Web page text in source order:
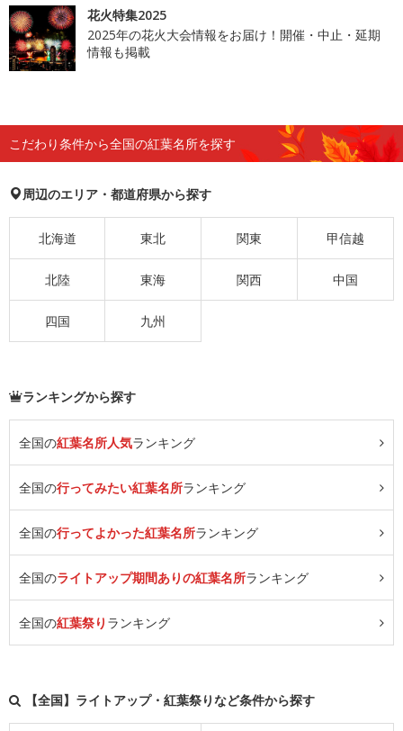
花火特集2025
2025年の花火大会情報をお届け！開催・中止・延期
情報も掲載
こだわり条件から全国の紅葉名所を探す
周辺のエリア・都道府県から探す
北海道 東北 関東 甲信越
北陸 東海 関西 中国
四国 九州
ランキングから探す
全国の紅葉名所人気ランキング
全国の行ってみたい紅葉名所ランキング
全国の行ってよかった紅葉名所ランキング
全国のライトアップ期間ありの紅葉名所ランキング
全国の紅葉祭り ランキング
【全国】ライトアップ・紅葉祭りなど条件から探す